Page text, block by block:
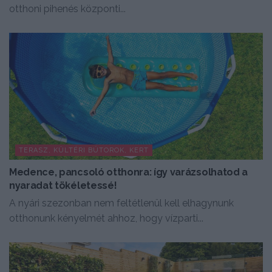
otthoni pihenés központi...
TERASZ, KÜLTÉRI BÚTOROK, KERT
Medence, pancsoló otthonra: így varázsolhatod a
nyaradat tökéletessé!
A nyári szezonban nem feltétlenül kell elhagynunk
otthonunk kényelmét ahhoz, hogy vízparti...